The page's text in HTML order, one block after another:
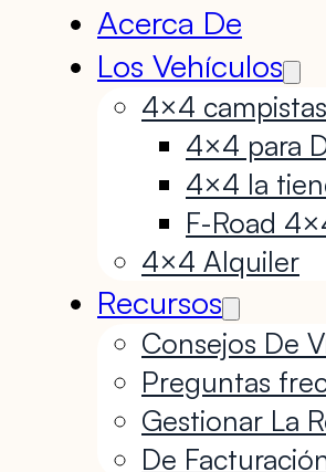
Acerca De
Los Vehículos
4×4 campistas
4×4 para
4×4 la
F-Road
4×4 Alquiler
Recursos
Consejos De
Preguntas
Gestionar La
De